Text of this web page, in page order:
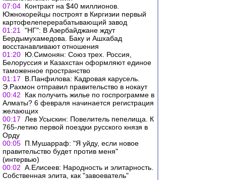
07:04 Контракт на $40 миллионов.
Южнокорейцы построят в Киргизии первый
картофелеперерабатывающий завод
01:21
"НГ": В Азербайджане ждут
Бердымухамедова. Баку и Ашхабад
восстанавливают отношения
01:20 Ю.Симонян: Союз трех. Россия,
Белоруссия и Казахстан оформляют единое
таможенное пространство
01:17
В.Панфилова: Кадровая карусель.
Э.Рахмон отправил правительство в нокаут
00:42
Как получить жилье по госпрограмме в
Алматы? 6 февраля начинается регистрация
желающих
00:17 Лев Усыскин: Повелитель пепелища. К
765-летию первой поездки русского князя в
Орду
00:05 П.Мушарраф: "Я уйду, если новое
правительство будет против меня"
(интервью)
00:02 А.Елисеев: Народность и элитарность.
Собственная элита, как "завоеватель"